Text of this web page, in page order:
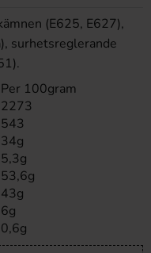
(E625, E627),
surhetsreglerande
Per 100gram
2273
543
34g
5,3g
53,6g
43g
6g
0,6g